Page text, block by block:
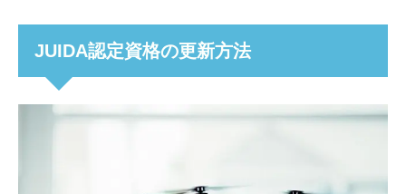
JUIDA認定資格の更新方法